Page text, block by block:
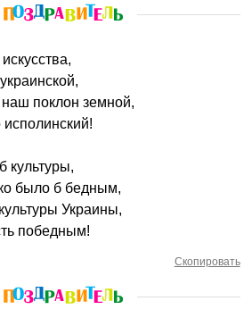
поклон земной,
культуры,
было б бедным,
Украины,
победным!
Скопировать